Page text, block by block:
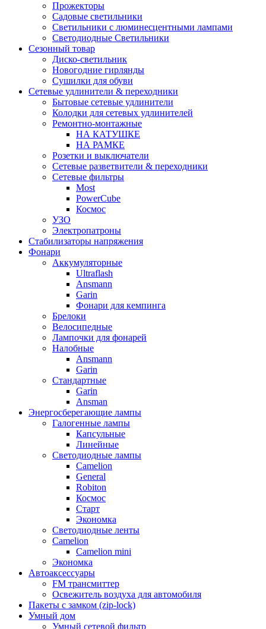
Прожекторы
Садовые светильники
Светильники с люминесцентными лампами
Светодиодные Светильники
Сезонный товар
Диско-светильник
Новогодние гирлянды
Сушилки для обуви
Сетевые удлинители & переходники
Бытовые сетевые удлинители
Колодки для сетевых удлинителей
Ремонтно-монтажные
НА КАТУШКЕ
НА РАМКЕ
Розетки и выключатели
Сетевые разветвители & переходники
Сетевые фильтры
Most
PowerCube
Космос
УЗО
Электропатроны
Стабилизаторы напряжения
Фонари
Аккумуляторные
Ultraflash
Ansmann
Garin
Фонари для кемпинга
Брелоки
Велосипедные
Лампочки для фонарей
Налобные
Ansmann
Garin
Стандартные
Garin
Ansman
Энергосберегающие лампы
Галогенные лампы
Капсульные
Линейные
Светодиодные лампы
Camelion
General
Robiton
Космос
Старт
Экономка
Светодиодные ленты
Camelion
Camelion mini
Экономка
Автоаксессуары
FM трансмиттер
Освежитель воздуха для автомобиля
Пакеты с замком (zip-lock)
Умный дом
Умный сетевой фильтр